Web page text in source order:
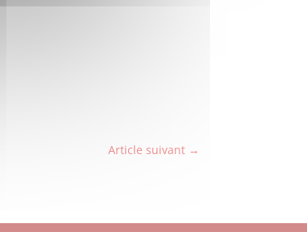
Article suivant→